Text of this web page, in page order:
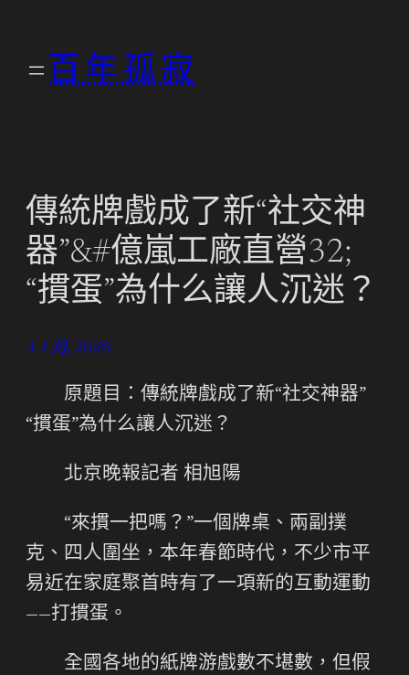
百年孤寂
傳統牌戲成了新“社交神
器”&#億嵐工廠直營32;
“摜蛋”為什么讓人沉迷？
3 3 月, 2026
原題目：傳統牌戲成了新“社交神器”
“摜蛋”為什么讓人沉迷？
北京晚報記者 相旭陽
“來摜一把嗎？”一個牌桌、兩副撲
克、四人圍坐，本年春節時代，不少市平
易近在家庭聚首時有了一項新的互動運動
——打摜蛋。
全國各地的紙牌游戲數不堪數，但假